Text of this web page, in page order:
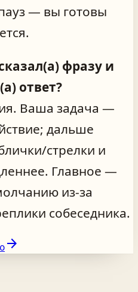
— вы готовы
фразу и
ответ?
Ваша задача —
дальше
стрелки и
Главное —
из-за
собеседника.
arrow_forward